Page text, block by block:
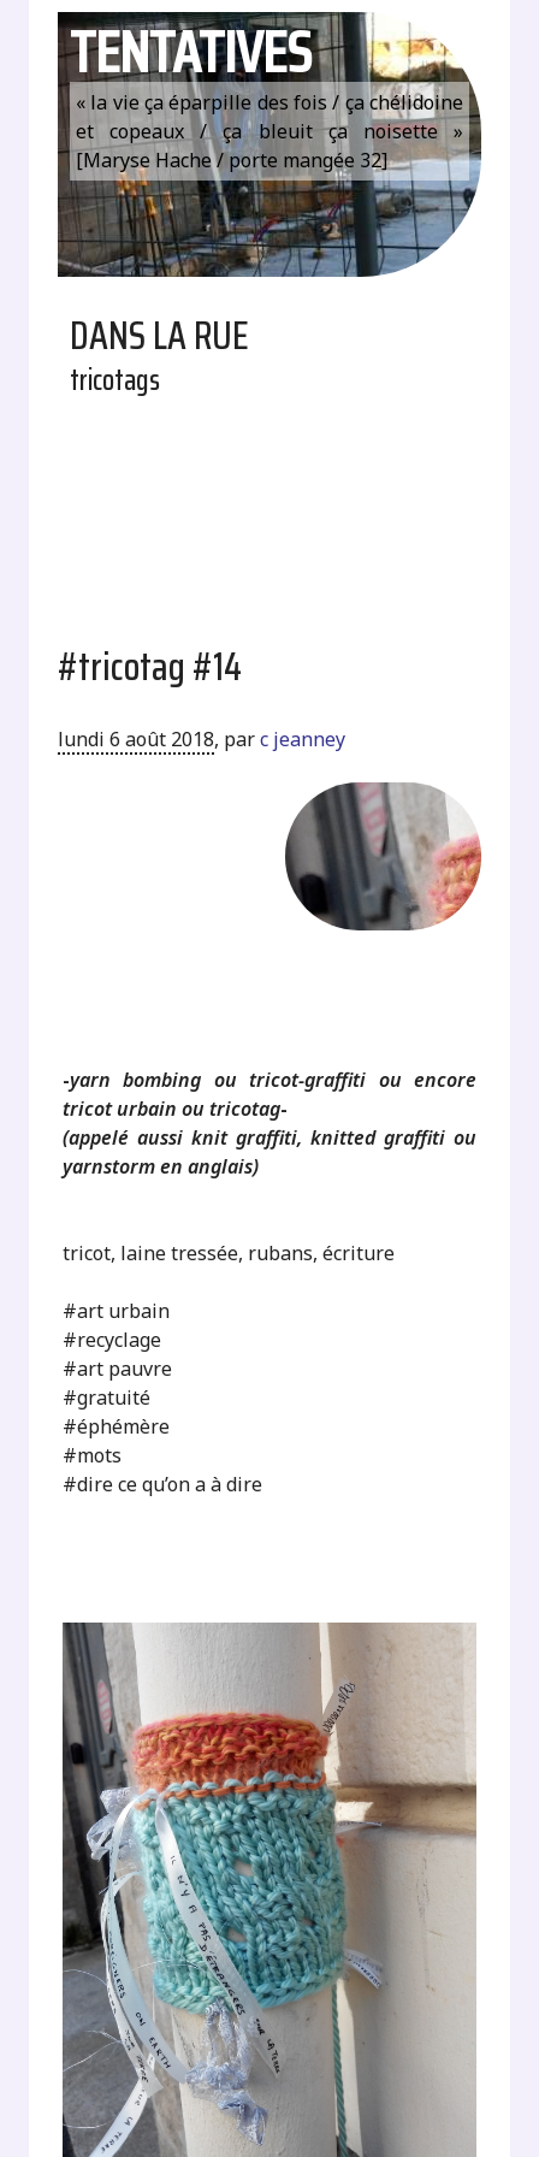
TENTATIVES
« la vie ça éparpille des fois / ça chélidoine
et copeaux / ça bleuit ça noisette »
[Maryse Hache / porte mangée 32]
DANS LA RUE
tricotags
#tricotag #14
lundi 6 août 2018, parc jeanney
-yarn bombing ou tricot-graffiti ou encore
tricot urbain ou tricotag-
(appelé aussi knit graffiti, knitted graffiti ou
yarnstorm en anglais)
tricot, laine tressée, rubans, écriture
#art urbain
#recyclage
#art pauvre
#gratuité
#éphémère
#mots
#dire ce qu’on a à dire